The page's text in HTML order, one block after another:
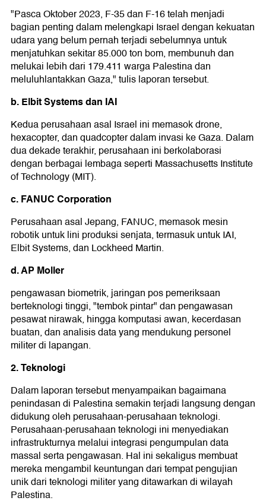
"Pasca Oktober 2023, F-35 dan F-16 telah menjadi
bagian penting dalam melengkapi Israel dengan kekuatan
udara yang belum pernah terjadi sebelumnya untuk
menjatuhkan sekitar 85.000 ton bom, membunuh dan
melukai lebih dari 179.411 warga Palestina dan
meluluhlantakkan Gaza," tulis laporan tersebut.
b. Elbit Systems dan IAI
Kedua perusahaan asal Israel ini memasok drone,
hexacopter, dan quadcopter dalam invasi ke Gaza. Dalam
dua dekade terakhir, perusahaan ini berkolaborasi
dengan berbagai lembaga seperti Massachusetts Institute
of Technology (MIT).
c. FANUC Corporation
Perusahaan asal Jepang, FANUC, memasok mesin
robotik untuk lini produksi senjata, termasuk untuk IAI,
Elbit Systems, dan Lockheed Martin.
d. AP Moller
pengawasan biometrik, jaringan pos pemeriksaan
berteknologi tinggi, "tembok pintar" dan pengawasan
pesawat nirawak, hingga komputasi awan, kecerdasan
buatan, dan analisis data yang mendukung personel
militer di lapangan.
2. Teknologi
Dalam laporan tersebut menyampaikan bagaimana
penindasan di Palestina semakin terjadi langsung dengan
didukung oleh perusahaan-perusahaan teknologi.
Perusahaan-perusahaan teknologi ini menyediakan
infrastrukturnya melalui integrasi pengumpulan data
massal serta pengawasan. Hal ini sekaligus membuat
mereka mengambil keuntungan dari tempat pengujian
unik dari teknologi militer yang ditawarkan di wilayah
Palestina.